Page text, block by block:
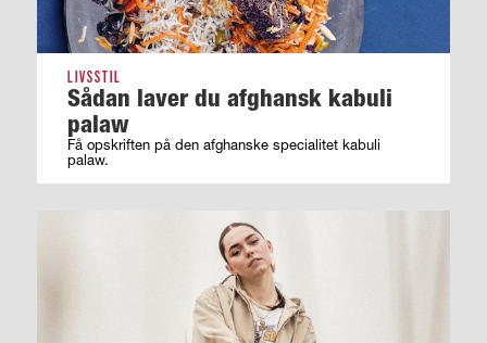
LIVSSTIL
Sådan laver du afghansk kabuli
palaw
Få opskriften på den afghanske specialitet kabuli
palaw.